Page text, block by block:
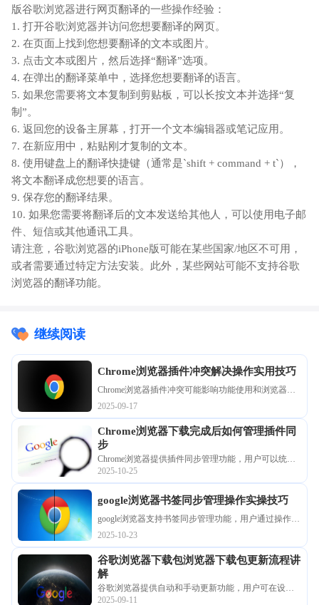
版谷歌浏览器进行网页翻译的一些操作经验：
1. 打开谷歌浏览器并访问您想要翻译的网页。
2. 在页面上找到您想要翻译的文本或图片。
3. 点击文本或图片，然后选择“翻译”选项。
4. 在弹出的翻译菜单中，选择您想要翻译的语言。
5. 如果您需要将文本复制到剪贴板，可以长按文本并选择“复
制”。
6. 返回您的设备主屏幕，打开一个文本编辑器或笔记应用。
7. 在新应用中，粘贴刚才复制的文本。
8. 使用键盘上的翻译快捷键（通常是`shift + command + t`），
将文本翻译成您想要的语言。
9. 保存您的翻译结果。
10. 如果您需要将翻译后的文本发送给其他人，可以使用电子邮
件、短信或其他通讯工具。
请注意，谷歌浏览器的iPhone版可能在某些国家/地区不可用，
或者需要通过特定方法安装。此外，某些网站可能不支持谷歌
浏览器的翻译功能。
继续阅读
Chrome浏览器插件冲突解决操作实用技巧
Chrome浏览器插件冲突可能影响功能使用和浏览器稳
定性。文章分享实用解决操作技巧，帮助用户快速定
位冲突插件并进行优化，保证浏览器稳定运行。
2025-09-17
Chrome浏览器下载完成后如何管理插件同
步
Chrome浏览器提供插件同步管理功能，用户可以统一
配置和管理扩展插件，实现多设备同步使用，提高功
2025-10-25
google浏览器书签同步管理操作实操技巧
google浏览器支持书签同步管理功能，用户通过操作实
操技巧可实现跨设备高效使用，快速同步收藏内容，
结合方法操作提升资料管理效率，便于查找和使用。
2025-10-23
谷歌浏览器下载包浏览器下载包更新流程讲
解
谷歌浏览器提供自动和手动更新功能，用户可在设置
中检查最新版本并进行升级，确保浏览器稳定与安
2025-09-11